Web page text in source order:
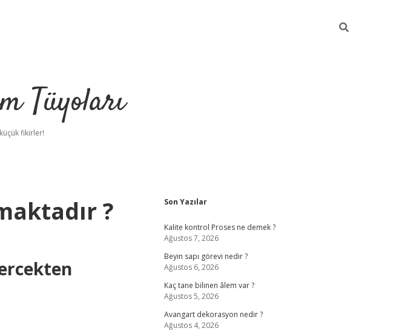
Tüyoları
fikirler!
? Sidebar
Son Yazılar
Kalite kontrol Proses ne demek ?
Ağustos 7, 2026
Beyin sapı görevi nedir ?
Ağustos 6, 2026
Kaç tane bilinen âlem var ?
Ağustos 5, 2026
Avangart dekorasyon nedir ?
Ağustos 4, 2026